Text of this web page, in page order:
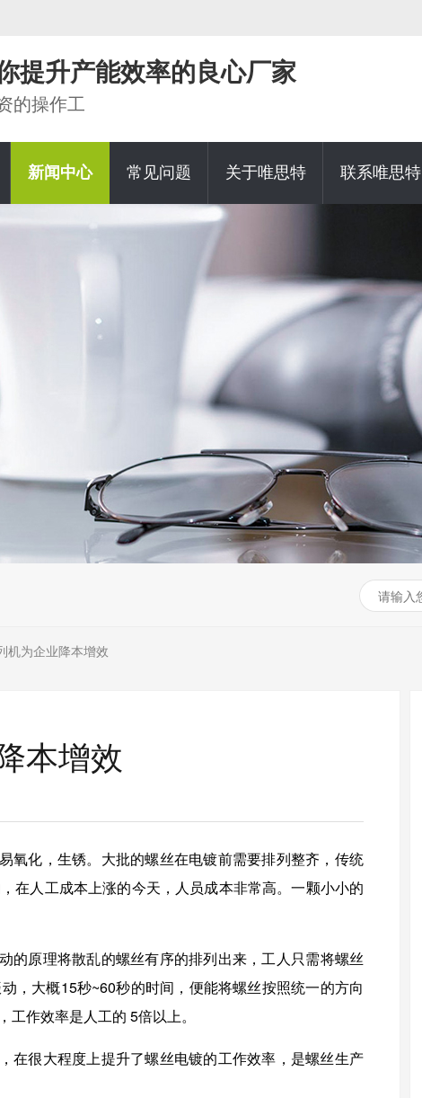
提升产能效率的良心厂家
的操作工
新闻中心 常见问题 关于唯思特 联系唯思特
机为企业降本增效
本增效
氧化，生锈。大批的螺丝在电镀前需要排列整齐，传统
在人工成本上涨的今天，人员成本非常高。一颗小小的
的原理将散乱的螺丝有序的排列出来，工人只需将螺丝
，大概15秒~60秒的时间，便能将螺丝按照统一的方向
工作效率是人工的 5倍以上。
在很大程度上提升了螺丝电镀的工作效率，是螺丝生产